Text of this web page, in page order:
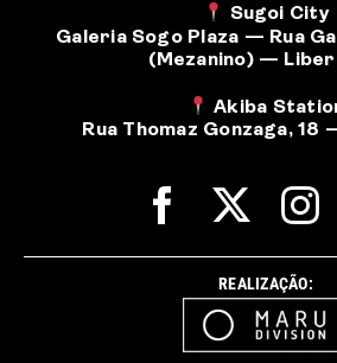
Sugoi City
Galeria Sogo Plaza — Rua
(Mezanino) —
Akiba
Rua Thomaz Gonzaga, 18
REALIZAÇÃO: